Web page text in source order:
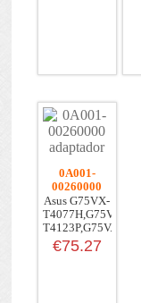
0A001-
00260000
Asus G75VX-
T4077H,G75VX-
T4123P,G75V...
€75.27